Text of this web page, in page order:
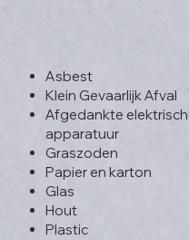
Asbest
Klein Gevaarlijk Afval
Afgedankte
apparatuur
Graszoden
Papier en karton
Glas
Hout
Plastic